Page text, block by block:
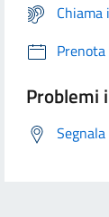
Problemi